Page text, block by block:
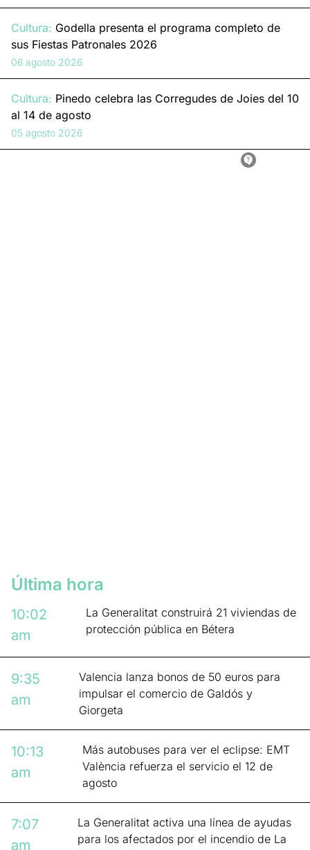
Cultura: Godella presenta el programa completo de
sus Fiestas Patronales 2026
06 agosto 2026
Cultura: Pinedo celebra las Corregudes de Joies del 10
al 14 de agosto
05 agosto 2026
Última hora
10:02
am
La Generalitat construirá 21 viviendas de
protección pública en Bétera
9:35
am
Valencia lanza bonos de 50 euros para
impulsar el comercio de Galdós y
Giorgeta
10:13
am
Más autobuses para ver el eclipse: EMT
València refuerza el servicio el 12 de
agosto
7:07
am
La Generalitat activa una línea de ayudas
para los afectados por el incendio de La